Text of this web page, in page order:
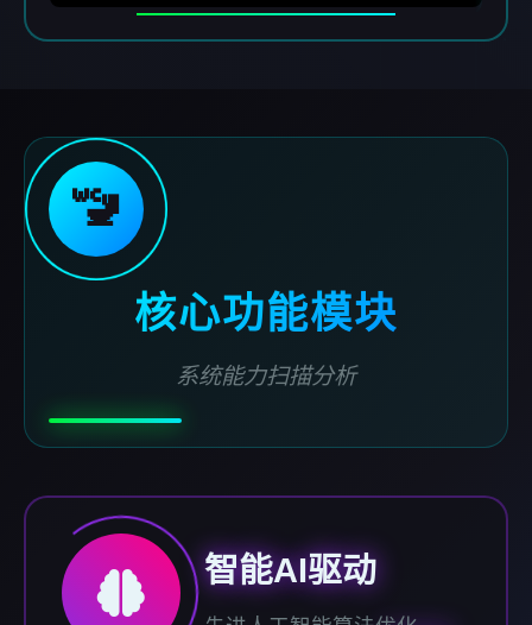
🚾
核心功能模块
系统能力扫描分析
智能AI驱动